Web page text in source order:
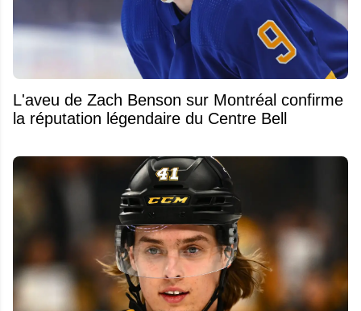
L'aveu de Zach Benson sur Montréal confirme
la réputation légendaire du Centre Bell